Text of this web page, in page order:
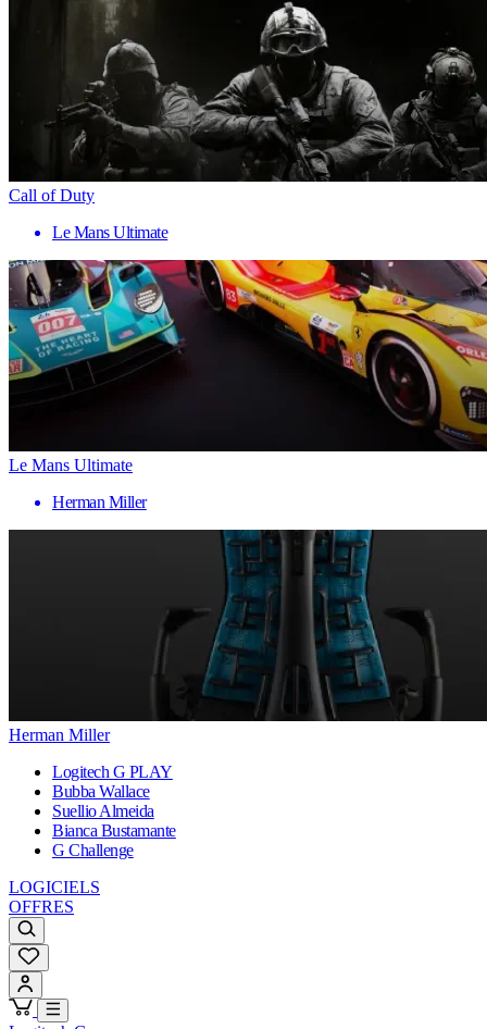
Call of Duty
Le Mans Ultimate
Le Mans Ultimate
Herman Miller
Herman Miller
Logitech G PLAY
Bubba Wallace
Suellio Almeida
Bianca Bustamante
G Challenge
LOGICIELS
OFFRES